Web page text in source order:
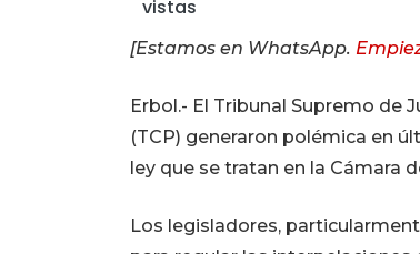
vistas
[Estamos en WhatsApp.
Erbol.- El Tribunal Supremo de
(TCP) generaron polémica en
ley que se tratan en la Cámara
Los legisladores,